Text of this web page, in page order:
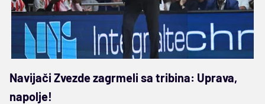
Navijači Zvezde zagrmeli sa tribina: Uprava,
napolje!